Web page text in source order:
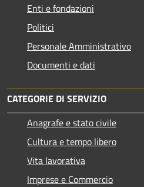
Enti e fondazioni
Politici
Personale Amministrativo
Documenti e dati
CATEGORIE DI SERVIZIO
Anagrafe e stato civile
Cultura e tempo libero
Vita lavorativa
Imprese e Commercio